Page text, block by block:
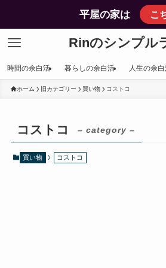
平屋の家は こ
Rinのシンプル
時間の余白活 暮らしの余白活 人生の余
ホーム 旧カテゴリー 買い物 コストコ
コストコ – category –
買い物 コストコ